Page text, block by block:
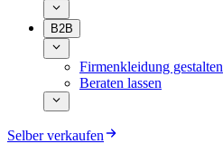
B2B
Firmenkleidung gestalten
Beraten lassen
Selber verkaufen